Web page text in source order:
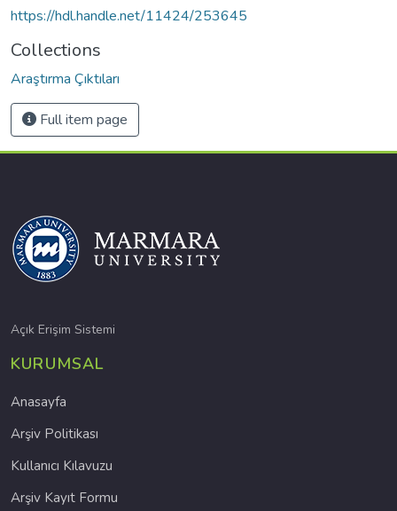
https://hdl.handle.net/11424/253645
Collections
Araştırma Çıktıları
Full item page
Açık Erişim Sistemi
KURUMSAL
Anasayfa
Arşiv Politikası
Kullanıcı Kılavuzu
Arşiv Kayıt Formu